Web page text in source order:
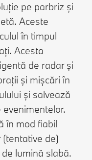
pe parbriz și
Aceste
în timpul
Acesta
de radar și
și mișcări în
și salvează
în mod fiabil
de)
lumină slabă.